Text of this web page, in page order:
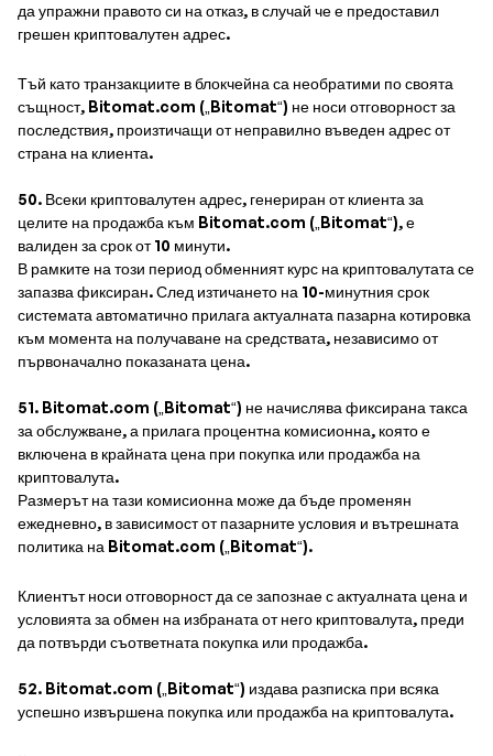
да упражни правото си на отказ, в случай че е предоставил
грешен криптовалутен адрес.
Тъй като транзакциите в блокчейна са необратими по своята
същност, Bitomat.com („Bitomat“) не носи отговорност за
последствия, произтичащи от неправилно въведен адрес от
страна на клиента.
50. Всеки криптовалутен адрес, генериран от клиента за
целите на продажба към Bitomat.com („Bitomat“), е
валиден за срок от 10 минути.
В рамките на този период обменният курс на криптовалутата се
запазва фиксиран. След изтичането на 10-минутния срок
системата автоматично прилага актуалната пазарна котировка
към момента на получаване на средствата, независимо от
първоначално показаната цена.
51. Bitomat.com („Bitomat“) не начислява фиксирана такса
за обслужване, а прилага процентна комисионна, която е
включена в крайната цена при покупка или продажба на
криптовалута.
Размерът на тази комисионна може да бъде променян
ежедневно, в зависимост от пазарните условия и вътрешната
политика на Bitomat.com („Bitomat“).
Клиентът носи отговорност да се запознае с актуалната цена и
условията за обмен на избраната от него криптовалута, преди
да потвърди съответната покупка или продажба.
52. Bitomat.com („Bitomat“) издава разписка при всяка
успешно извършена покупка или продажба на криптовалута.